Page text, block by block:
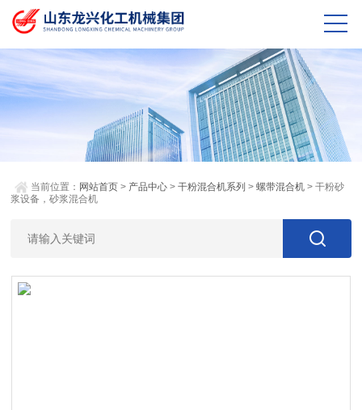
当前位置： 网站首页 > 产品中心 >干粉混合机系列 >螺带混合机 > 干粉砂
浆设备，砂浆混合机